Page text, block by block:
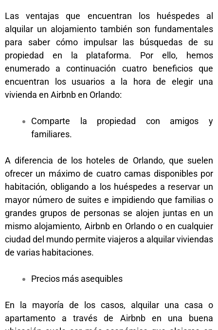
Las ventajas que encuentran los huéspedes al
alquilar un alojamiento también son fundamentales
para saber cómo impulsar las búsquedas de su
propiedad en la plataforma. Por ello, hemos
enumerado a continuación cuatro beneficios que
encuentran los usuarios a la hora de elegir una
vivienda en Airbnb en Orlando:
Comparte la propiedad con amigos y
familiares.
A diferencia de los hoteles de Orlando, que suelen
ofrecer un máximo de cuatro camas disponibles por
habitación, obligando a los huéspedes a reservar un
mayor número de suites e impidiendo que familias o
grandes grupos de personas se alojen juntas en un
mismo alojamiento, Airbnb en Orlando o en cualquier
ciudad del mundo permite viajeros a alquilar viviendas
de varias habitaciones.
Precios más asequibles
En la mayoría de los casos, alquilar una casa o
apartamento a través de Airbnb en una buena